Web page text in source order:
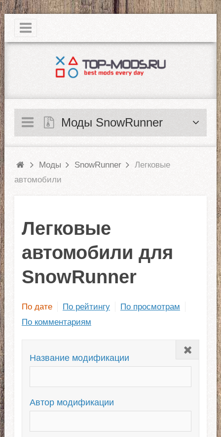
|
Моды SnowRunner
Моды SnowRunner
Легковые
автомобили
Легковые
автомобили для
SnowRunner
По дате По рейтингу
По просмотрам
По комментариям
Закрыть
Название модификации
Автор модификации